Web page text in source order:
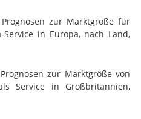
zur Marktgröße für
Service in Europa, nach Land,
zur Marktgröße von
Service in Großbritannien,